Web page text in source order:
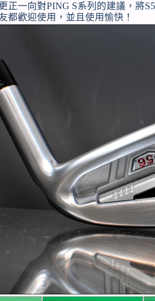
正一向對PING S系列的建議，將
都歡迎使用，並且使用愉快！